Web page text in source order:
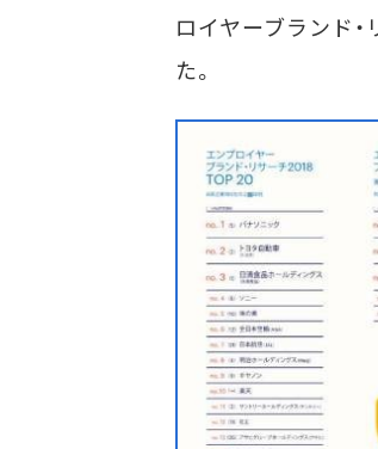
ロイヤーブランド
た。